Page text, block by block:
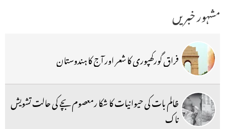
مشہور خبریں
فراق گورکھپوری کا شعر اور آج کا ہندوستان
ظالم بات کی حیوانیات کا شکا رمعصوم بچے کی حالت تشویش
ناک